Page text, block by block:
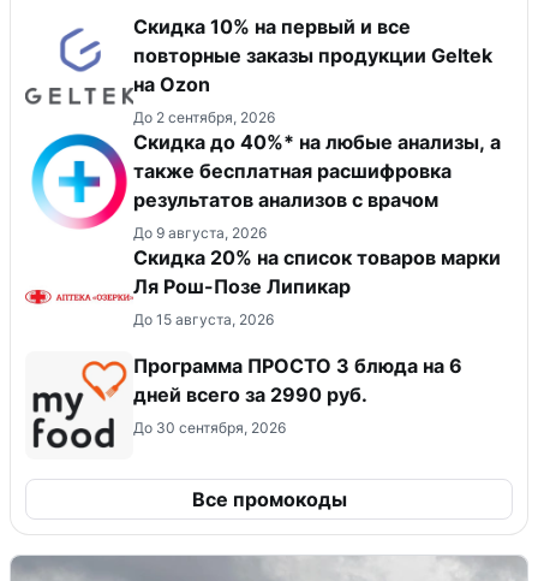
Скидка 10% на первый и все
повторные заказы продукции Geltek
на Ozon
До 2 сентября, 2026
Скидка до 40%* на любые анализы, а
также бесплатная расшифровка
результатов анализов с врачом
До 9 августа, 2026
Скидка 20% на список товаров марки
Ля Рош-Позе Липикар
До 15 августа, 2026
Программа ПРОСТО 3 блюда на 6
дней всего за 2990 руб.
До 30 сентября, 2026
Все промокоды